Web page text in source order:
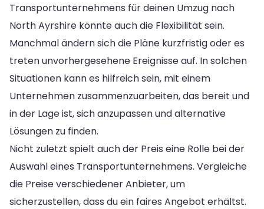
Transportunternehmens für deinen Umzug nach
North Ayrshire könnte auch die Flexibilität sein.
Manchmal ändern sich die Pläne kurzfristig oder es
treten unvorhergesehene Ereignisse auf. In solchen
Situationen kann es hilfreich sein, mit einem
Unternehmen zusammenzuarbeiten, das bereit und
in der Lage ist, sich anzupassen und alternative
Lösungen zu finden.
Nicht zuletzt spielt auch der Preis eine Rolle bei der
Auswahl eines Transportunternehmens. Vergleiche
die Preise verschiedener Anbieter, um
sicherzustellen, dass du ein faires Angebot erhältst.